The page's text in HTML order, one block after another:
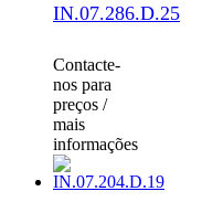
IN.07.286.D.25
Contacte-
nos para
preços /
mais
informações